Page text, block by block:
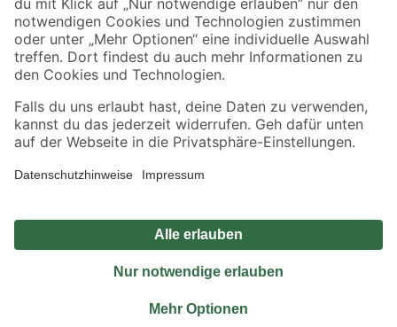
Jetzt die toom-App herunterladen
Alle Preisangaben in EUR inkl. gesetzl. MwSt.. Die dargestellten Angebote sind unter
Umständen nicht in allen Märkten verfügbar. Die angegebenen Verfügbarkeiten beziehen
Produkte nur solange der Vorrat reicht.
*Paketversand ab 59 € versandkostenfrei, gilt nicht für Artikel mit Speditionsversand, hier
Privatsphäre Impressum
Nutzungsbedingungen
Widerrufsrecht
Vertrag widerrufen
© 2026 toom Baumarkt GmbH